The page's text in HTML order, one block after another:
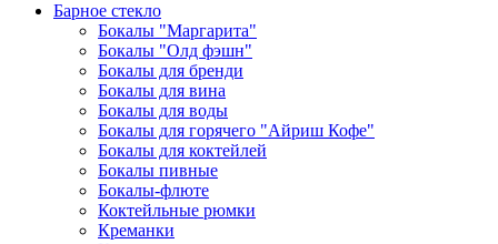
Барное стекло
Бокалы "Маргарита"
Бокалы "Олд фэшн"
Бокалы для бренди
Бокалы для вина
Бокалы для воды
Бокалы для горячего "Айриш Кофе"
Бокалы для коктейлей
Бокалы пивные
Бокалы-флюте
Коктейльные рюмки
Креманки